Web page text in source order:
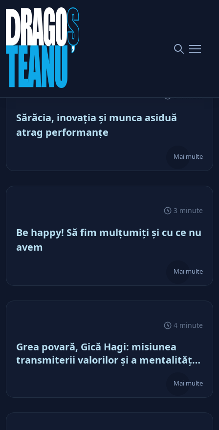
Posted by Dragoș
Dragoteanu
Administrator
3 minute
Sărăcia, inovaţia şi munca asiduă
atrag performanţe
Mai multe
3 minute
Be happy! Să fim mulţumiţi şi cu ce nu
avem
Mai multe
4 minute
Grea povară, Gică Hagi: misiunea
transmiterii valorilor şi a mentalităţii
Mai multe